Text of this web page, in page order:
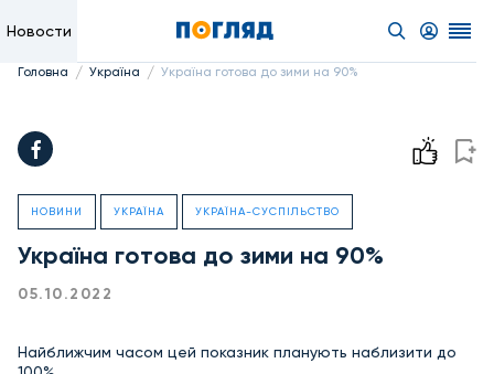
Новости
Головна / Україна / Україна готова до зими на 90%
НОВИНИ УКРАЇНА УКРАЇНА-СУСПІЛЬСТВО
Україна готова до зими на 90%
05.10.2022
Найближчим часом цей показник планують наблизити до